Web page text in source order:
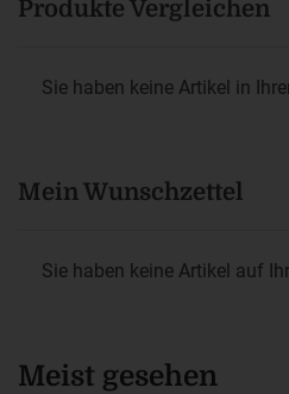
Produkte Vergleichen
Sie haben keine Artikel in
Mein Wunschzettel
Sie haben keine Artikel auf
Meist gesehen